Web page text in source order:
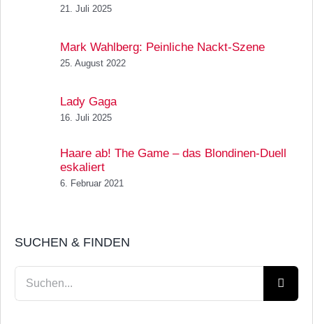
21. Juli 2025
Mark Wahlberg: Peinliche Nackt-Szene
25. August 2022
Lady Gaga
16. Juli 2025
Haare ab! The Game – das Blondinen-Duell
eskaliert
6. Februar 2021
SUCHEN & FINDEN
nach: